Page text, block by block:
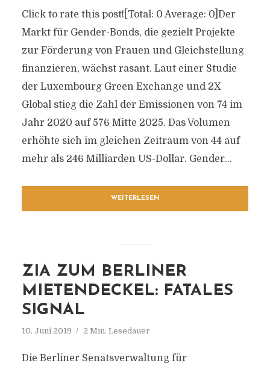
Click to rate this post![Total: 0 Average: 0]Der
Markt für Gender-Bonds, die gezielt Projekte
zur Förderung von Frauen und Gleichstellung
finanzieren, wächst rasant. Laut einer Studie
der Luxembourg Green Exchange und 2X
Global stieg die Zahl der Emissionen von 74 im
Jahr 2020 auf 576 Mitte 2025. Das Volumen
erhöhte sich im gleichen Zeitraum von 44 auf
mehr als 246 Milliarden US-Dollar. Gender...
WEITERLESEN
ZIA ZUM BERLINER
MIETENDECKEL: FATALES
SIGNAL
10. Juni 2019 2 Min. Lesedauer
Die Berliner Senatsverwaltung für